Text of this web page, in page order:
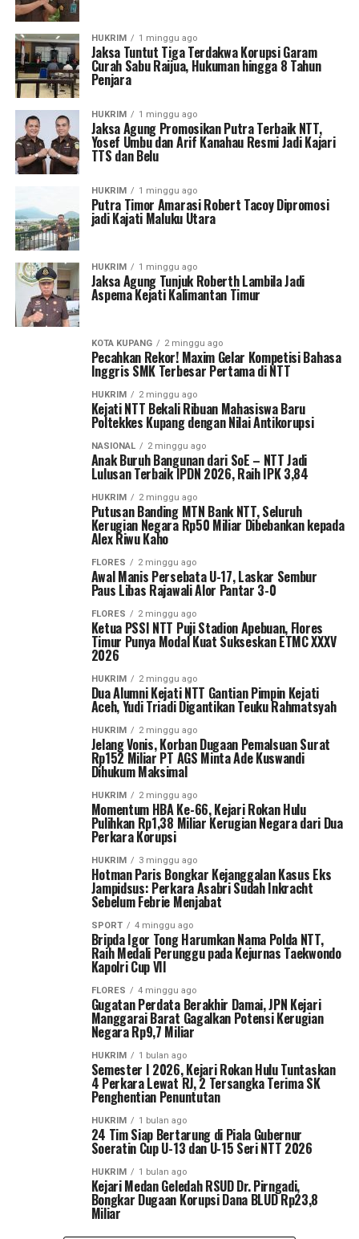
HUKRIM 1 minggu ago
Jaksa Tuntut Tiga Terdakwa Korupsi Garam
Curah Sabu Raijua, Hukuman hingga 8 Tahun
Penjara
HUKRIM 1 minggu ago
Jaksa Agung Promosikan Putra Terbaik NTT,
Yosef Umbu dan Arif Kanahau Resmi Jadi Kajari
TTS dan Belu
HUKRIM 1 minggu ago
Putra Timor Amarasi Robert Tacoy Dipromosi
jadi Kajati Maluku Utara
HUKRIM 1 minggu ago
Jaksa Agung Tunjuk Roberth Lambila Jadi
Aspema Kejati Kalimantan Timur
KOTA KUPANG 2 minggu ago
Pecahkan Rekor! Maxim Gelar Kompetisi Bahasa
Inggris SMK Terbesar Pertama di NTT
HUKRIM 2 minggu ago
Kejati NTT Bekali Ribuan Mahasiswa Baru
Poltekkes Kupang dengan Nilai Antikorupsi
NASIONAL 2 minggu ago
Anak Buruh Bangunan dari SoE – NTT Jadi
Lulusan Terbaik IPDN 2026, Raih IPK 3,84
HUKRIM 2 minggu ago
Putusan Banding MTN Bank NTT, Seluruh
Kerugian Negara Rp50 Miliar Dibebankan kepada
Alex Riwu Kaho
FLORES 2 minggu ago
Awal Manis Persebata U-17, Laskar Sembur
Paus Libas Rajawali Alor Pantar 3-0
FLORES 2 minggu ago
Ketua PSSI NTT Puji Stadion Apebuan, Flores
Timur Punya Modal Kuat Sukseskan ETMC XXXV
2026
HUKRIM 2 minggu ago
Dua Alumni Kejati NTT Gantian Pimpin Kejati
Aceh, Yudi Triadi Digantikan Teuku Rahmatsyah
HUKRIM 2 minggu ago
Jelang Vonis, Korban Dugaan Pemalsuan Surat
Rp152 Miliar PT AGS Minta Ade Kuswandi
Dihukum Maksimal
HUKRIM 2 minggu ago
Momentum HBA Ke-66, Kejari Rokan Hulu
Pulihkan Rp1,38 Miliar Kerugian Negara dari Dua
Perkara Korupsi
HUKRIM 3 minggu ago
Hotman Paris Bongkar Kejanggalan Kasus Eks
Jampidsus: Perkara Asabri Sudah Inkracht
Sebelum Febrie Menjabat
SPORT 4 minggu ago
Bripda Igor Tong Harumkan Nama Polda NTT,
Raih Medali Perunggu pada Kejurnas Taekwondo
Kapolri Cup VII
FLORES 4 minggu ago
Gugatan Perdata Berakhir Damai, JPN Kejari
Manggarai Barat Gagalkan Potensi Kerugian
Negara Rp9,7 Miliar
HUKRIM 1 bulan ago
Semester I 2026, Kejari Rokan Hulu Tuntaskan
4 Perkara Lewat RJ, 2 Tersangka Terima SK
Penghentian Penuntutan
HUKRIM 1 bulan ago
24 Tim Siap Bertarung di Piala Gubernur
Soeratin Cup U-13 dan U-15 Seri NTT 2026
HUKRIM 1 bulan ago
Kejari Medan Geledah RSUD Dr. Pirngadi,
Bongkar Dugaan Korupsi Dana BLUD Rp23,8
Miliar